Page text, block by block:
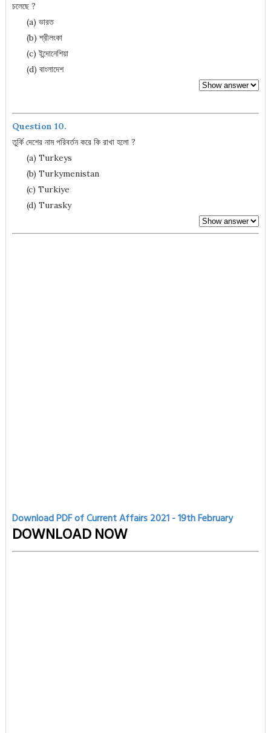
চলেছে ?
(a) ভারত
(b) শ্রীলংকা
(c) ইন্দোনেশিয়া
(d) বাংলাদেশ
Question 10.
তুর্কি দেশের নাম পরিবর্তন করে কি রাখা হলো ?
(a) Turkeys
(b) Turkymenistan
(c) Turkiye
(d) Turasky
Download PDF of Current Affairs 2021 - 19thFebruary
DOWNLOAD NOW